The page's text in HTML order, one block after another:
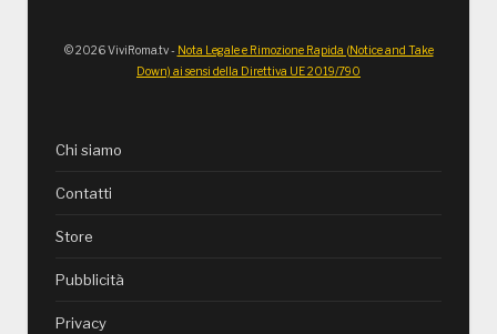
© 2026 ViviRoma.tv - Nota Legale e Rimozione Rapida (Notice and Take
Down) ai sensi della Direttiva UE 2019/790
Chi siamo
Contatti
Store
Pubblicità
Privacy